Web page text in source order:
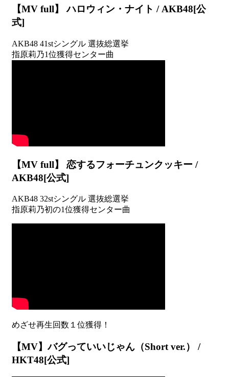
【MV full】 ハロウィン・ナイト / AKB48[公
式]
AKB48 41stシングル 選抜総選挙
指原莉乃1位獲得センター曲
【MV full】 恋するフォーチュンクッキー /
AKB48[公式]
AKB48 32stシングル 選抜総選挙
指原莉乃初の1位獲得センター曲
【MV】バグっていいじゃん（Short ver.） /
HKT48[公式]